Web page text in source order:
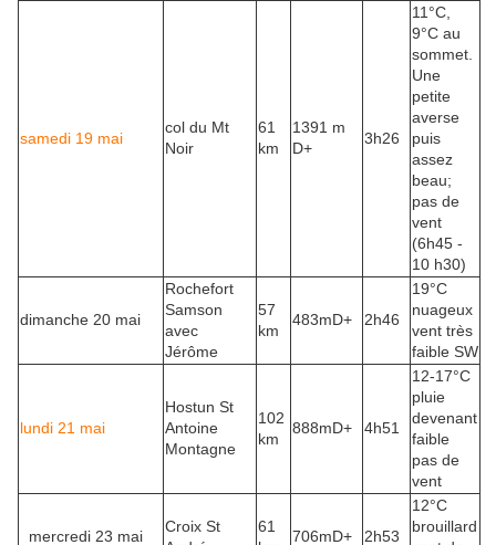
samedi 19 mai
col du Mt
Noir
61
km
1391 m
D+
3h26
11°C,
9°C au
sommet.
Une
petite
averse
puis
assez
beau;
pas de
vent
(6h45 -
10 h30)
dimanche 20 mai
Rochefort
Samson
avec
Jérôme
57
km
483mD+ 2h46
19°C
nuageux
vent très
faible SW
lundi 21 mai
Hostun St
Antoine
Montagne
102
km
888mD+ 4h51
12-17°C
pluie
devenant
faible
pas de
vent
mercredi 23 mai
Croix St
61
706mD+ 2h53
12°C
brouillard